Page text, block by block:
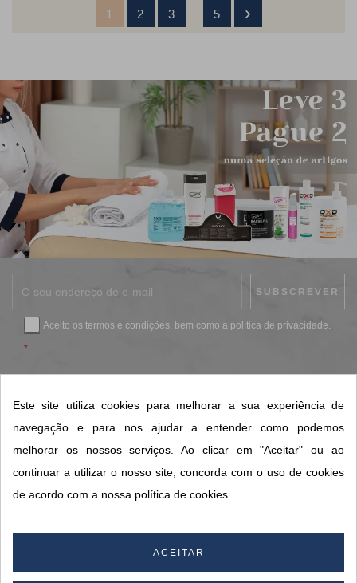
1 2 3 5 
Aceito os termos e condições, bem como a política de privacidade.
*
CONTACTOS SORISA
ÁREAS DE NEGÓCIO
A SORISA
A SUA CONTA
Este site utiliza cookies para melhorar a sua experiência de
navegação e para nos ajudar a entender como podemos
melhorar os nossos serviços. Ao clicar em "Aceitar" ou ao
continuar a utilizar o nosso site, concorda com o uso de cookies
de acordo com a nossa política de cookies.
ACEITAR